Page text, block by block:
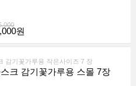
원
감기꽃가루용 작은사이즈 7 장
크 감기꽃가루용 스몰 7장